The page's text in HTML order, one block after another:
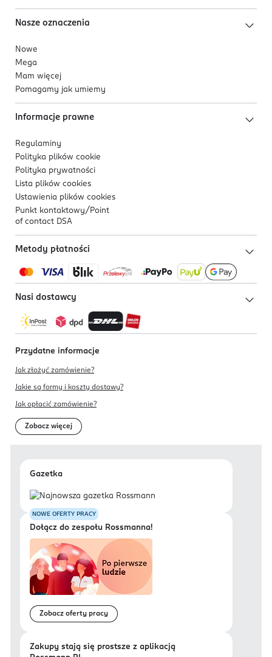
Nasze oznaczenia
Nowe
Mega
Mam więcej
Pomagamy jak umiemy
Informacje prawne
Regulaminy
Polityka plików cookie
Polityka prywatności
Lista plików cookies
Ustawienia plików cookies
Punkt kontaktowy/ Point
of contact DSA
Metody płatności
Nasi dostawcy
Przydatne informacje
Jak złożyć zamówienie?
Jakie są formy i koszty dostawy?
Jak opłacić zamówienie?
Zobacz więcej
Gazetka
NOWE OFERTY PRACY
Dołącz do zespołu Rossmanna!
Zobacz oferty pracy
Zakupy stają się prostsze z aplikacją